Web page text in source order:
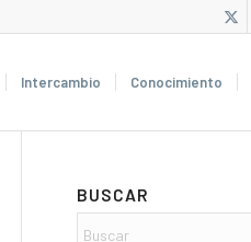
Intercambio Conocimiento
BUSCAR